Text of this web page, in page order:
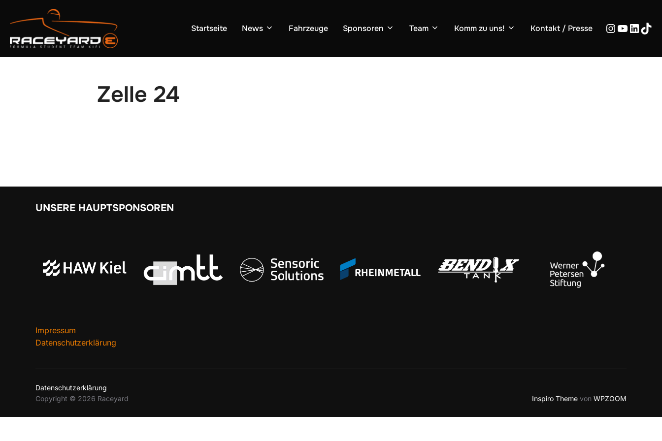
Startseite News Fahrzeuge Sponsoren Team Komm zu uns! Kontakt / Presse
Zelle 24
UNSERE HAUPTSPONSOREN
Impressum
Datenschutzerklärung
Datenschutzerklärung
Copyright © 2026 Raceyard
Inspiro Theme von WPZOOM